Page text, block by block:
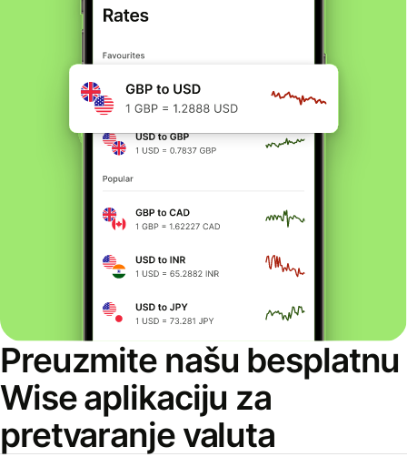
Preuzmite našu besplatnu
Wise aplikaciju za
pretvaranje valuta